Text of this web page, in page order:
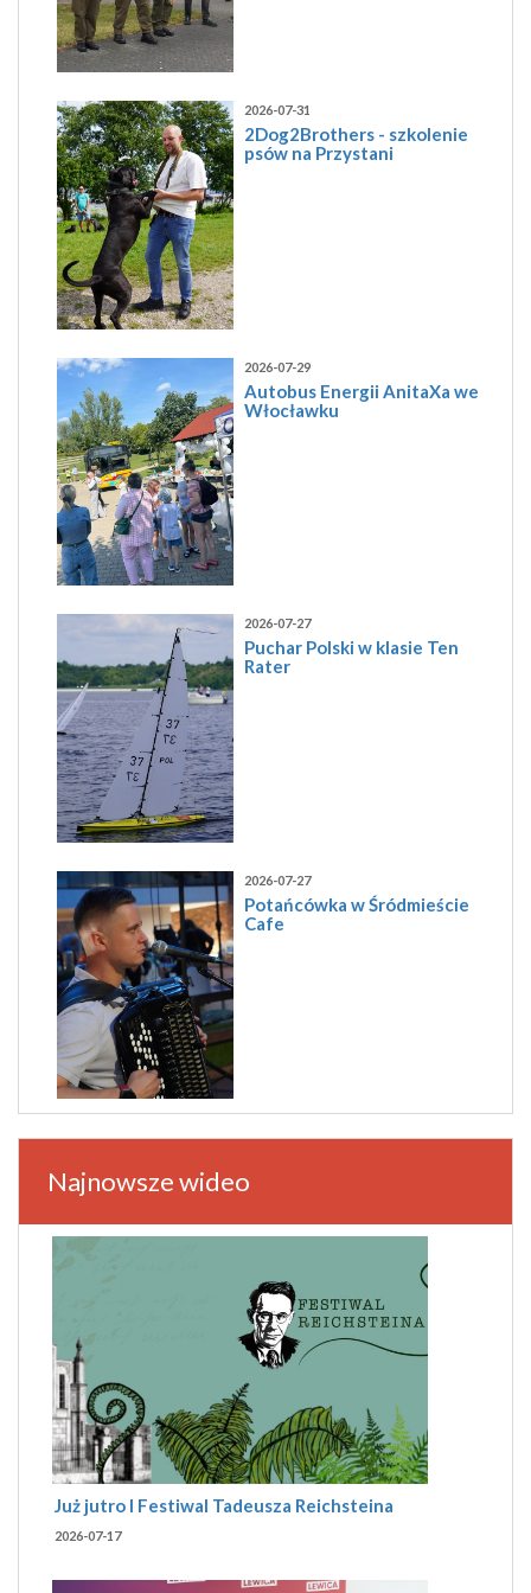
2026-07-31
2Dog2Brothers - szkolenie
psów na Przystani
2026-07-29
Autobus Energii AnitaXa we
Włocławku
2026-07-27
Puchar Polski w klasie Ten
Rater
2026-07-27
Potańcówka w Śródmieście
Cafe
Najnowsze wideo
Już jutro I Festiwal Tadeusza Reichsteina
2026-07-17